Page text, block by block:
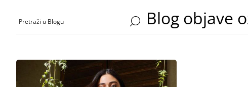
Blog objave